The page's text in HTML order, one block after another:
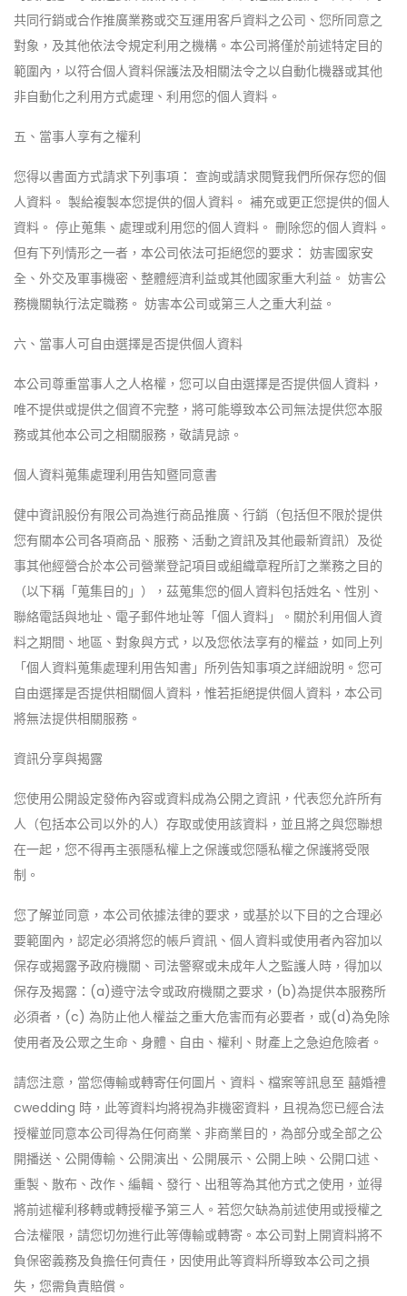
共同行銷或合作推廣業務或交互運用客戶資料之公司、您所同意之
對象，及其他依法令規定利用之機構。本公司將僅於前述特定目的
範圍內，以符合個人資料保護法及相關法令之以自動化機器或其他
非自動化之利用方式處理、利用您的個人資料。
五、當事人享有之權利
您得以書面方式請求下列事項： 查詢或請求閱覽我們所保存您的個
人資料。 製給複製本您提供的個人資料。 補充或更正您提供的個人
資料。 停止蒐集、處理或利用您的個人資料。 刪除您的個人資料。
但有下列情形之一者，本公司依法可拒絕您的要求： 妨害國家安
全、外交及軍事機密、整體經濟利益或其他國家重大利益。 妨害公
務機關執行法定職務。 妨害本公司或第三人之重大利益。
六、當事人可自由選擇是否提供個人資料
本公司尊重當事人之人格權，您可以自由選擇是否提供個人資料，
唯不提供或提供之個資不完整，將可能導致本公司無法提供您本服
務或其他本公司之相關服務，敬請見諒。
個人資料蒐集處理利用告知暨同意書
健中資訊股份有限公司為進行商品推廣、行銷（包括但不限於提供
您有關本公司各項商品、服務、活動之資訊及其他最新資訊）及從
事其他經營合於本公司營業登記項目或組織章程所訂之業務之目的
（以下稱「蒐集目的」），茲蒐集您的個人資料包括姓名、性別、
聯絡電話與地址、電子郵件地址等「個人資料」。關於利用個人資
料之期間、地區、對象與方式，以及您依法享有的權益，如同上列
「個人資料蒐集處理利用告知書」所列告知事項之詳細說明。您可
自由選擇是否提供相關個人資料，惟若拒絕提供個人資料，本公司
將無法提供相關服務。
資訊分享與揭露
您使用公開設定發佈內容或資料成為公開之資訊，代表您允許所有
人（包括本公司以外的人）存取或使用該資料，並且將之與您聯想
在一起，您不得再主張隱私權上之保護或您隱私權之保護將受限
制。
您了解並同意，本公司依據法律的要求，或基於以下目的之合理必
要範圍內，認定必須將您的帳戶資訊、個人資料或使用者內容加以
保存或揭露予政府機關、司法警察或未成年人之監護人時，得加以
保存及揭露：(a)遵守法令或政府機關之要求，(b)為提供本服務所
必須者，(c) 為防止他人權益之重大危害而有必要者，或(d)為免除
使用者及公眾之生命、身體、自由、權利、財產上之急迫危險者。
請您注意，當您傳輸或轉寄任何圖片、資料、檔案等訊息至 囍婚禮
cwedding 時，此等資料均將視為非機密資料，且視為您已經合法
授權並同意本公司得為任何商業、非商業目的，為部分或全部之公
開播送、公開傳輸、公開演出、公開展示、公開上映、公開口述、
重製、散布、改作、編輯、發行、出租等為其他方式之使用，並得
將前述權利移轉或轉授權予第三人。若您欠缺為前述使用或授權之
合法權限，請您切勿進行此等傳輸或轉寄。本公司對上開資料將不
負保密義務及負擔任何責任，因使用此等資料所導致本公司之損
失，您需負責賠償。